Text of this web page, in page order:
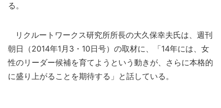
る。
リクルートワークス研究所所長の大久保幸夫氏は、週刊
朝日（2014年1月3・10日号）の取材に、「14年には、女
性のリーダー候補を育てようという動きが、さらに本格的
に盛り上がることを期待する」と話している。